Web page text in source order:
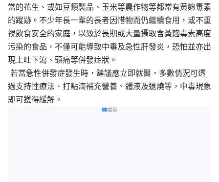
當的花生、或如豆類製品、玉米等農作物等都常有黃麴毒素
的蹤跡。不少年長一輩的長者因惜物而仍繼續食用，或不重
視飲食安全的家庭，以致於長期或大量攝取含黃麴毒素高度
污染的食品，不僅可能導致中毒及急性肝發炎，恐怕並亦出
現上吐下瀉、頭痛等併發症狀。
若當急性併發症發生時，建議應立即就醫，多數情況可透
過支持性療法、打點滴補充營養、體液及退燒等，中毒現象
即可獲得緩解。
廣告